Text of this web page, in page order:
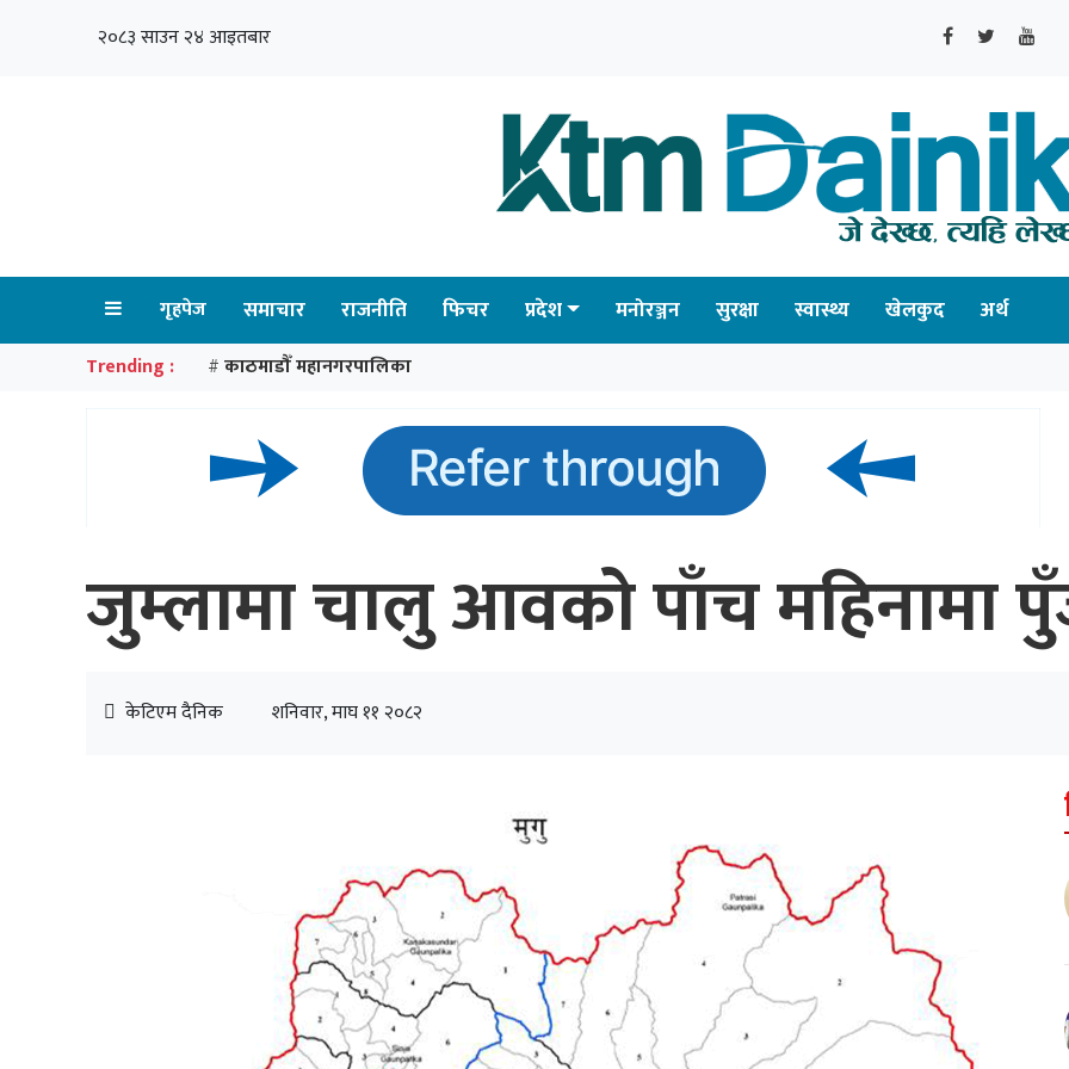
२०८३ साउन २४ आइतबार
गृहपेज समाचार राजनीति फिचर प्रदेश मनोरञ्जन सुरक्षा स्वास्थ्य खेलकुद अर्थ
Trending : # काठमाडौँ महानगरपालिका
जुम्लामा चालु आवको पाँच महिनामा
केटिएम दैनिक शनिवार, माघ ११ २०८२